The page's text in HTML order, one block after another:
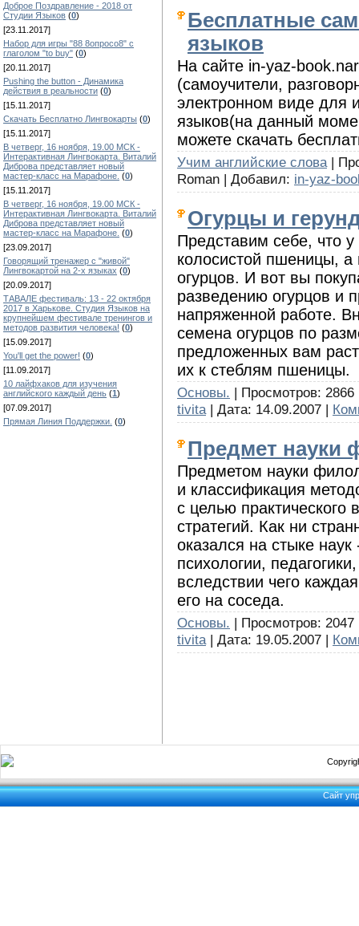
Доброе Поздравление - 2018 от
Студии Языков (0)
[23.11.2017]
Набор для игры "88 8опросо8" с
глаголом "to buy" (0)
[20.11.2017]
Pushing the button - Динамика
действия в реальности (0)
[15.11.2017]
Скачать Бесплатно Лингвокарты (0)
[15.11.2017]
В четверг, 16 ноября, 19.00 МСК -
Интерактивная Лингвокарта. Виталий
Диброва представляет новый
мастер-класс на Марафоне. (0)
[15.11.2017]
В четверг, 16 ноября, 19.00 МСК -
Интерактивная Лингвокарта. Виталий
Диброва представляет новый
мастер-класс на Марафоне. (0)
[23.09.2017]
Говорящий тренажер с "живой"
Лингвокартой на 2-х языках (0)
[20.09.2017]
ТАВАЛЕ фестиваль: 13 - 22 октября
2017 в Харькове. Студия Языков на
крупнейшем фестивале тренингов и
методов развития человека! (0)
[15.09.2017]
You'll get the power! (0)
[11.09.2017]
10 лайфхаков для изучения
английского каждый день (1)
[07.09.2017]
Прямая Линия Поддержки. (0)
Бесплатные
языков
На сайте in-yaz-
(самоучители,
электронном виде для
языков(на данный
можете скачать
Учим английские слова |
Roman | Добавил: in-yaz-
Огурцы и
Представим себе, что
колосистой пшеницы, а
огурцов. И вот вы
разведению огурцов и
напряженной работе.
семена огурцов по
предложенных вам
их к стеблям пшеницы.
Основы. | Просмотров:
tivita | Дата: 14.09.2007 |
Предмет науки
Предметом науки
и классификация
с целью
стратегий. Как ни
оказался на стыке
психологии,
вследствии чего
его на соседа.
Основы. | Просмотров:
tivita | Дата: 19.05.2007 |
Сайт